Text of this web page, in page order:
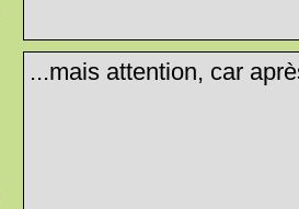
...mais attention, car